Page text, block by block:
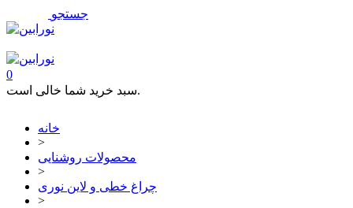
جستجو
0
سبد خرید شما خالی است.
خانه
>
محصولات روشنایی
>
چراغ خطی و لاین نوری
>